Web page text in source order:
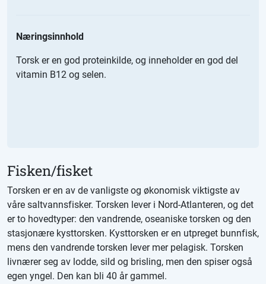
Næringsinnhold
Torsk er en god proteinkilde, og inneholder en god del
vitamin B12 og selen.
Fisken/fisket
Torsken er en av de vanligste og økonomisk viktigste av
våre saltvannsfisker. Torsken lever i Nord-Atlanteren, og det
er to hovedtyper: den vandrende, oseaniske torsken og den
stasjonære kysttorsken. Kysttorsken er en utpreget bunnfisk,
mens den vandrende torsken lever mer pelagisk. Torsken
livnærer seg av lodde, sild og brisling, men den spiser også
egen yngel. Den kan bli 40 år gammel.